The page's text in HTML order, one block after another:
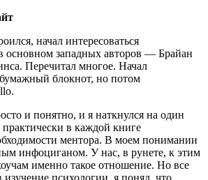
начал интересоваться
основном западных авторов — Брайан
Перечитал многое. Начал
блокнот, но потом
и понятно, и я наткнулся на один
в каждой книге
ментора. В моем понимании
инфоциганом. У нас, в рунете, к этим
именно такое отношение. Но все
психологии, я понял, что